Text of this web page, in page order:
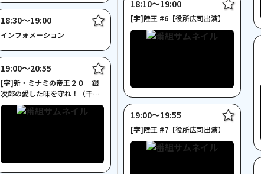
18:30〜19:00
インフォメーション
19:00〜20:55
[字]新・ミナミの帝王２０ 銀
次郎の愛した味を守れ！（千原
ジュニア主演）
18:10〜19:00
[字]陸王 #6【役所広司出演】
19:00〜19:55
[字]陸王 #7【役所広司出演】